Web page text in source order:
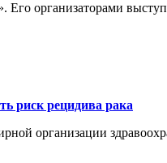
Его организаторами
риск рецидива рака
организации